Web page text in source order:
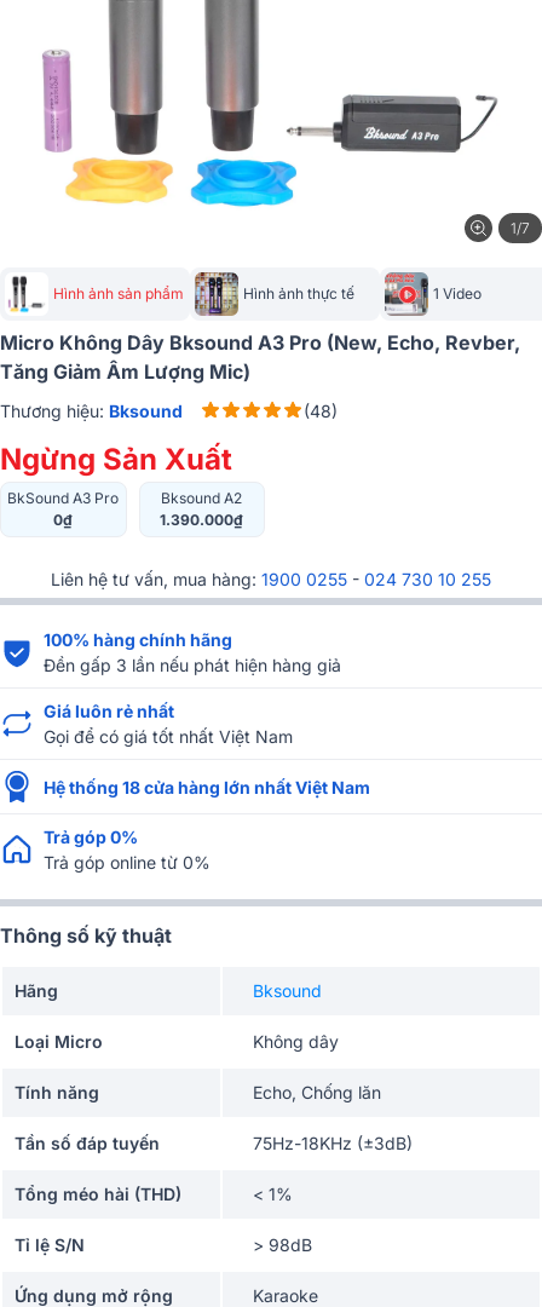
1/7
Hình ảnh sản phẩm Hình ảnh thực tế 1 Video
Micro Không Dây Bksound A3 Pro (New, Echo, Revber,
Tăng Giảm Âm Lượng Mic)
Thương hiệu: Bksound (48)
Ngừng Sản Xuất
BkSound A3 Pro
0₫
Bksound A2
1.390.000₫
Liên hệ tư vấn, mua hàng: 1900 0255 - 024 730 10 255
100% hàng chính hãng
Đền gấp 3 lần nếu phát hiện hàng giả
Giá luôn rẻ nhất
Gọi để có giá tốt nhất Việt Nam
Hệ thống 18 cửa hàng lớn nhất Việt Nam
Trả góp 0%
Trả góp online từ 0%
Thông số kỹ thuật
Hãng Bksound
Loại Micro Không dây
Tính năng Echo, Chống lăn
Tần số đáp tuyến 75Hz-18KHz (±3dB)
Tổng méo hài (THD) < 1%
Tỉ lệ S/N > 98dB
Ứng dụng mở rộng Karaoke